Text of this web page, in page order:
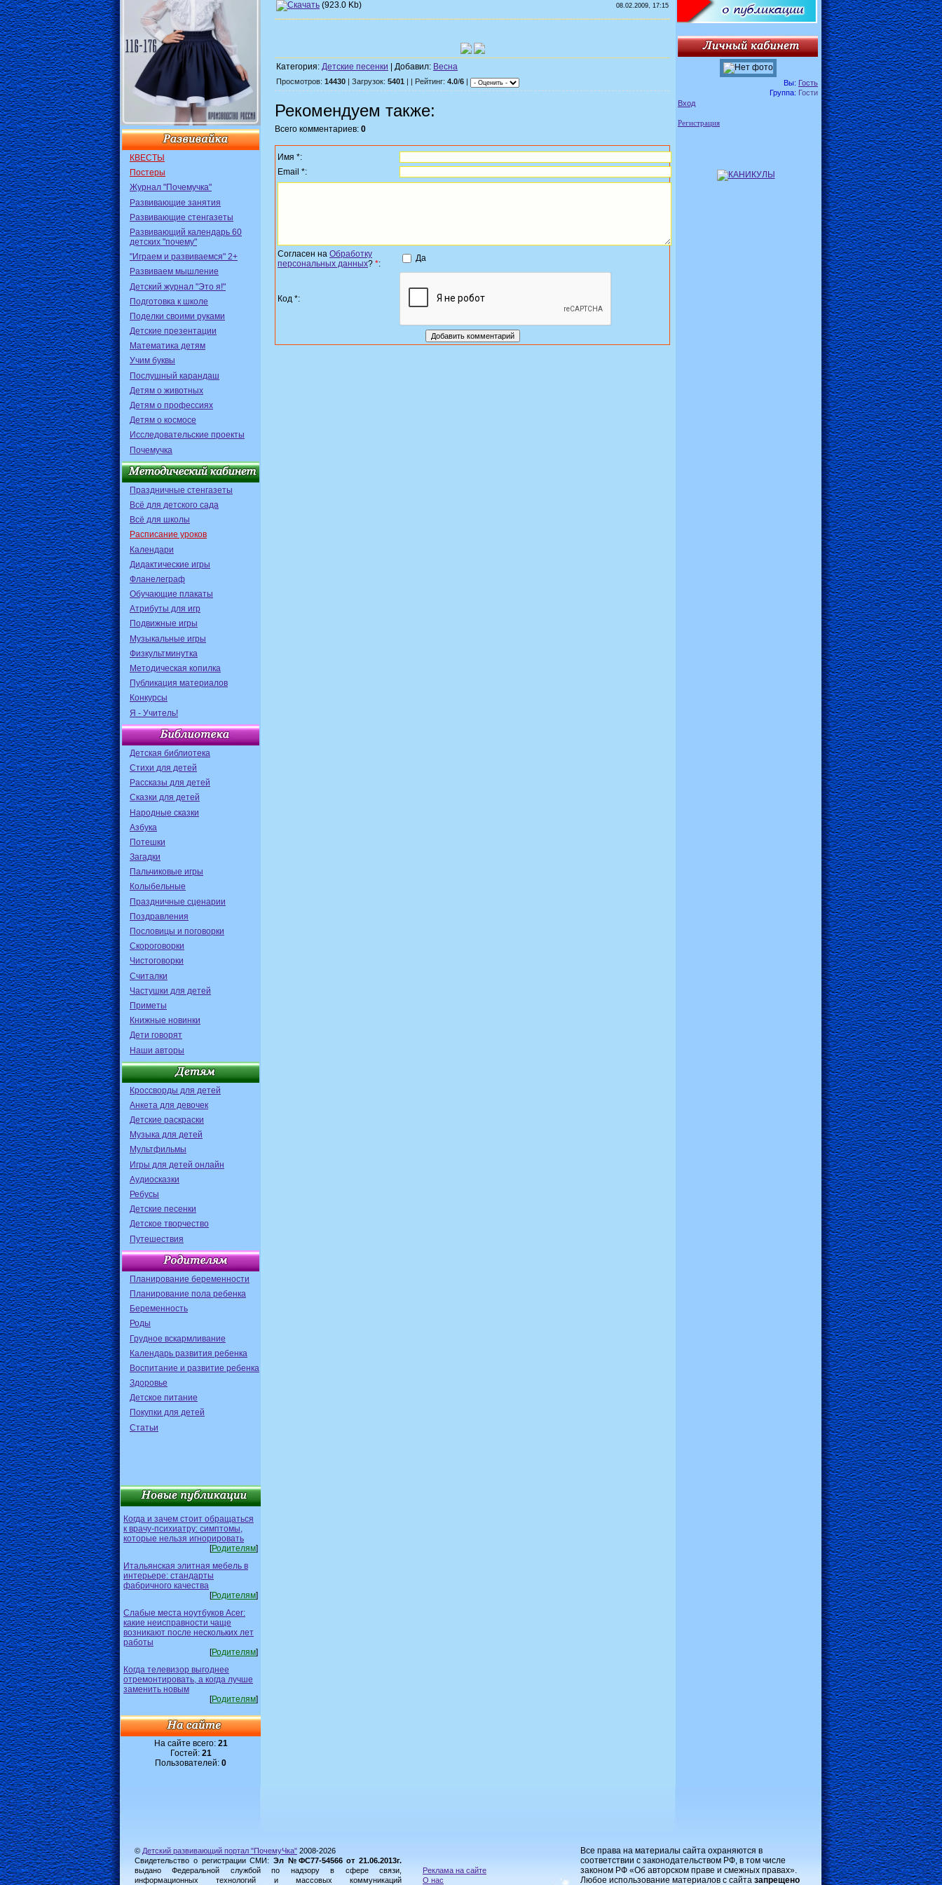
КВЕСТЫ
Постеры
Журнал "Почемучка"
Развивающие занятия
Развивающие стенгазеты
Развивающий календарь 60
детских "почему"
"Играем и развиваемся" 2+
Развиваем мышление
Детский журнал "Это я!"
Подготовка к школе
Поделки своими руками
Детские презентации
Математика детям
Учим буквы
Послушный карандаш
Детям о животных
Детям о профессиях
Детям о космосе
Исследовательские проекты
Почемучка
Праздничные стенгазеты
Всё для детского сада
Всё для школы
Расписание уроков
Календари
Дидактические игры
Фланелеграф
Обучающие плакаты
Атрибуты для игр
Подвижные игры
Музыкальные игры
Физкультминутка
Методическая копилка
Публикация материалов
Конкурсы
Я - Учитель!
Детская библиотека
Стихи для детей
Рассказы для детей
Сказки для детей
Народные сказки
Азбука
Потешки
Загадки
Пальчиковые игры
Колыбельные
Праздничные сценарии
Поздравления
Пословицы и поговорки
Скороговорки
Чистоговорки
Считалки
Частушки для детей
Приметы
Книжные новинки
Дети говорят
Наши авторы
Кроссворды для детей
Анкета для девочек
Детские раскраски
Музыка для детей
Мультфильмы
Игры для детей онлайн
Аудиосказки
Ребусы
Детские песенки
Детское творчество
Путешествия
Планирование беременности
Планирование пола ребенка
Беременность
Роды
Грудное вскармливание
Календарь развития ребенка
Воспитание и развитие ребенка
Здоровье
Детское питание
Покупки для детей
Статьи
Когда и зачем стоит обращаться
к врачу-психиатру: симптомы,
которые нельзя игнорировать
[Родителям]
Итальянская элитная мебель в
интерьере: стандарты
фабричного качества
[Родителям]
Слабые места ноутбуков Acer:
какие неисправности чаще
возникают после нескольких лет
работы
[Родителям]
Когда телевизор выгоднее
отремонтировать, а когда лучше
заменить новым
[Родителям]
На сайте всего: 21
Гостей: 21
Пользователей: 0
(923.0 Kb) 08.02.2009, 17:15
Категория: Детские песенки | Добавил: Весна
Просмотров: 14430 | Загрузок: 5401 | | Рейтинг: 4.0/6
Рекомендуем также:
Всего комментариев: 0
Имя *:
Email *:
Согласен на Обработку
персональных данных? *:
Да
Код *:
Вы: Гость
Группа: Гости
Вход
Регистрация
© Детский развивающий портал "ПочемуЧка" 2008-2026
Свидетельство о регистрации СМИ: Эл №ФС77-54566 от 21.06.2013г.
выдано Федеральной службой по надзору в сфере связи,
информационных технологий и массовых коммуникаций
Реклама на сайте
О нас
Все права на материалы сайта охраняются в
соответствии с законодательством РФ, в том числе
законом РФ «Об авторском праве и смежных правах».
Любое использование материалов с сайта запрещено